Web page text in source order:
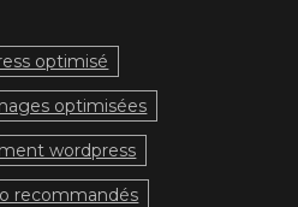
optimisé
optimisées
wordpress
recommandés